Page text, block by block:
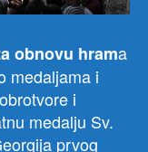
obnovu hrama
medaljama i
i
medalju Sv.
prvog